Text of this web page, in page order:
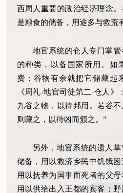
西周人重要的政治经济理念
是粮食的储备，用途多与救荒
地官系统的仓人专门掌
的种类，以备国家所用。如
费；谷物有余就把它储藏起
《周礼·地官司徒第二·仓人》
九谷之物，以待邦用。若谷
则藏之，以待凶而颁之。”
另外，地官系统的遗人
储备，用以救济乡民中饥饿困
用以抚养为国事而死者的父母
用以供给出入王都的宾客；